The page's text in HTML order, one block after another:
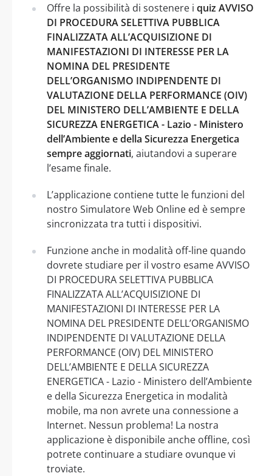
Offre la possibilità di sostenere i quiz AVVISO
DI PROCEDURA SELETTIVA PUBBLICA
FINALIZZATA ALL’ACQUISIZIONE DI
MANIFESTAZIONI DI INTERESSE PER LA
NOMINA DEL PRESIDENTE
DELL’ORGANISMO INDIPENDENTE DI
VALUTAZIONE DELLA PERFORMANCE (OIV)
DEL MINISTERO DELL’AMBIENTE E DELLA
SICUREZZA ENERGETICA - Lazio - Ministero
dell’Ambiente e della Sicurezza Energetica
sempre aggiornati, aiutandovi a superare
l’esame finale.
L’applicazione contiene tutte le funzioni del
nostro Simulatore Web Online ed è sempre
sincronizzata tra tutti i dispositivi.
Funzione anche in modalità off-line quando
dovrete studiare per il vostro esame AVVISO
DI PROCEDURA SELETTIVA PUBBLICA
FINALIZZATA ALL’ACQUISIZIONE DI
MANIFESTAZIONI DI INTERESSE PER LA
NOMINA DEL PRESIDENTE DELL’ORGANISMO
INDIPENDENTE DI VALUTAZIONE DELLA
PERFORMANCE (OIV) DEL MINISTERO
DELL’AMBIENTE E DELLA SICUREZZA
ENERGETICA - Lazio - Ministero dell’Ambiente
e della Sicurezza Energetica in modalità
mobile, ma non avrete una connessione a
Internet. Nessun problema! La nostra
applicazione è disponibile anche offline, così
potrete continuare a studiare ovunque vi
troviate.